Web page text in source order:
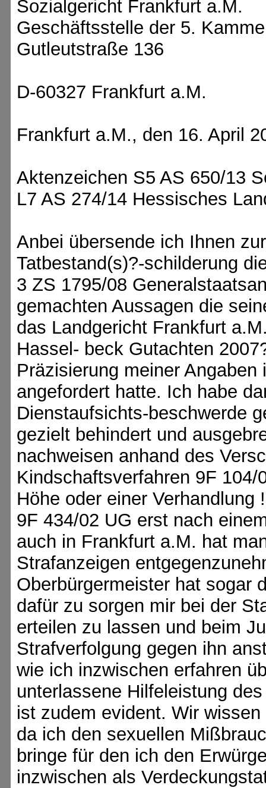
Sozialgericht Frankfurt a.M.
Geschäftsstelle der 5.
Gutleutstraße 136
D-60327 Frankfurt a.M.
Frankfurt a.M., den 16. April
Aktenzeichen S5 AS 650/13
L7 AS 274/14 Hessisches
Anbei übersende ich Ihnen
Tatbestand(s)?-schilderung
3 ZS 1795/08
gemachten Aussagen die
das Landgericht Frankfurt
Hassel- beck Gutachten
Präzisierung meiner
angefordert hatte. Ich habe
Dienstaufsichts-beschwerde
gezielt behindert und
nachweisen anhand des
Kindschaftsverfahren 9F
Höhe oder einer
9F 434/02 UG erst nach
auch in Frankfurt a.M. hat
Strafanzeigen
Oberbürgermeister hat sogar
dafür zu sorgen mir bei der
erteilen zu lassen und beim
Strafverfolgung gegen ihn
wie ich inzwischen erfahren
unterlassene Hilfeleistung
ist zudem evident. Wir
da ich den sexuellen
bringe für den ich den
inzwischen als